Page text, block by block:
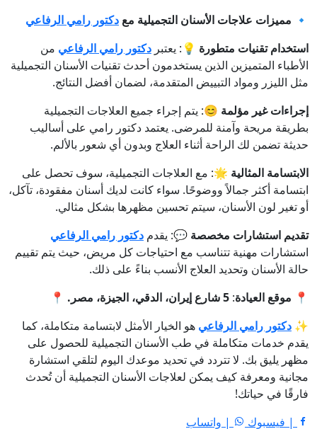
🔹 مميزات علاجات الأسنان التجميلية مع دكتور رامي الرفاعي
استخدام تقنيات متطورة 💡: يعتبر دكتور رامي الرفاعي من
الأطباء المتميزين الذين يستخدمون أحدث تقنيات الأسنان التجميلية
مثل الليزر ومواد التبييض المتقدمة، لضمان أفضل النتائج.
إجراءات غير مؤلمة 😊: يتم إجراء جميع العلاجات التجميلية
بطريقة مريحة وآمنة للمرضى. يعتمد دكتور رامي على أساليب
حديثة تضمن لك الراحة أثناء العلاج وبدون أي شعور بالألم.
الابتسامة المثالية 🌟: مع العلاجات التجميلية، سوف تحصل على
ابتسامة أكثر جمالاً ووضوحًا. سواء كانت لديك أسنان مفقودة، تآكل،
أو تغير لون الأسنان، سيتم تحسين مظهرها بشكل مثالي.
تقديم استشارات مخصصة 💬: يقدم دكتور رامي الرفاعي
استشارات مهنية تتناسب مع احتياجات كل مريض، حيث يتم تقييم
حالة الأسنان وتحديد العلاج الأنسب بناءً على ذلك.
📍 موقع العيادة: 5 شارع إيران، الدقي، الجيزة، مصر.
📍
✨ دكتور رامي الرفاعي هو الخيار الأمثل لابتسامة متكاملة، كما
يقدم خدمات متكاملة في طب الأسنان التجميلية للحصول على
مظهر يليق بك. لا تتردد في تحديد موعدك اليوم لتلقي استشارة
مجانية ومعرفة كيف يمكن لعلاجات الأسنان التجميلية أن تُحدث
فارقًا في حياتك!
| فيسبوك
| واتساب